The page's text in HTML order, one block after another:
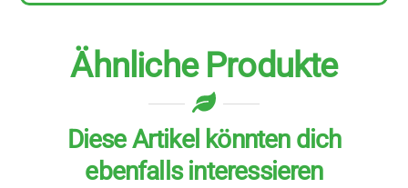
Menge
Ähnliche Produkte
Diese Artikel könnten dich
ebenfalls interessieren